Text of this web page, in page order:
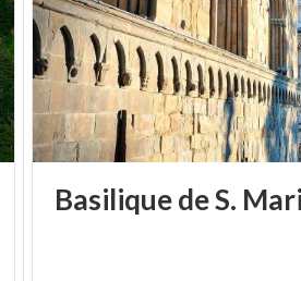
BasiliquedeS.